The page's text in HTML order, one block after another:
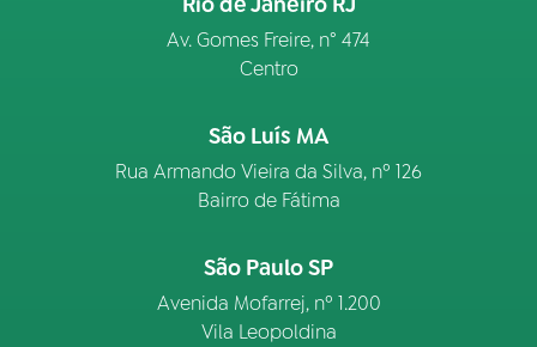
Av. Gomes Freire, n° 474
Centro
São Luís MA
Rua Armando Vieira da Silva, nº 126
Bairro de Fátima
São Paulo SP
Avenida Mofarrej, nº 1.200
Vila Leopoldina